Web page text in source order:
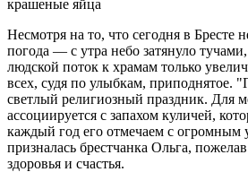
Несмотря на то, что сегодня в Бресте
погода — с утра небо затянуло
людской поток к храмам только
всех, судя по улыбкам, приподнятое.
светлый религиозный праздник. Для
ассоциируется с запахом куличей,
каждый год его отмечаем с огромным
призналась брестчанка Ольга,
здоровья и счастья.